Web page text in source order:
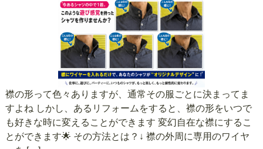
襟の形って色々ありますが、通常その服ごとに決まってま
すよね しかし、あるリフォームをすると、襟の形をいつで
も好きな時に変えることができます 変幻自在な襟にするこ
とができます🌟 その方法とは？↓ 襟の外周に専用のワイヤ